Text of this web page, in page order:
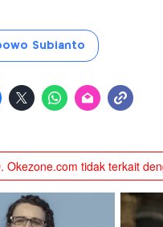
Subianto